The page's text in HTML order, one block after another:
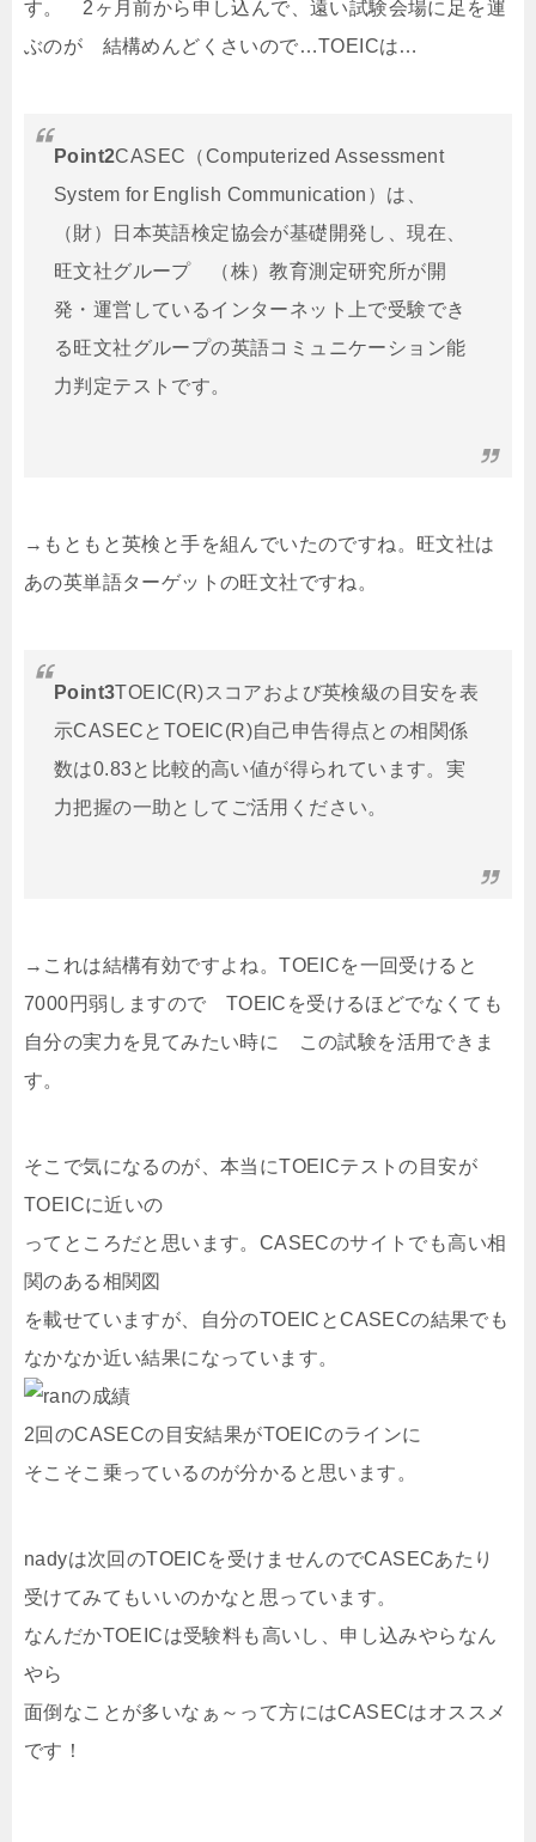
す。 2ヶ月前から申し込んで、遠い試験会場に足を運
ぶのが 結構めんどくさいので…TOEICは…
Point2CASEC（Computerized Assessment
System for English Communication）は、
（財）日本英語検定協会が基礎開発し、現在、
旺文社グループ （株）教育測定研究所が開
発・運営しているインターネット上で受験でき
る旺文社グループの英語コミュニケーション能
力判定テストです。
→もともと英検と手を組んでいたのですね。旺文社は
あの英単語ターゲットの旺文社ですね。
Point3TOEIC(R)スコアおよび英検級の目安を表
示CASECとTOEIC(R)自己申告得点との相関係
数は0.83と比較的高い値が得られています。実
力把握の一助としてご活用ください。
→これは結構有効ですよね。TOEICを一回受けると
7000円弱しますので TOEICを受けるほどでなくても
自分の実力を見てみたい時に この試験を活用できま
す。
そこで気になるのが、本当にTOEICテストの目安が
TOEICに近いの
ってところだと思います。CASECのサイトでも高い相
関のある相関図
を載せていますが、自分のTOEICとCASECの結果でも
なかなか近い結果になっています。
2回のCASECの目安結果がTOEICのラインに
そこそこ乗っているのが分かると思います。
nadyは次回のTOEICを受けませんのでCASECあたり
受けてみてもいいのかなと思っています。
なんだかTOEICは受験料も高いし、申し込みやらなん
やら
面倒なことが多いなぁ～って方にはCASECはオススメ
です！